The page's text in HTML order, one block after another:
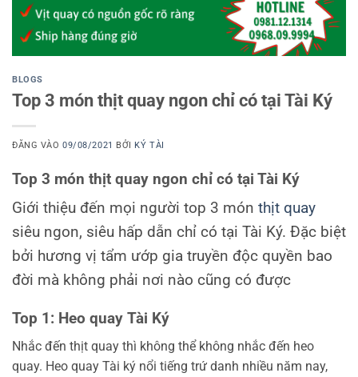
BLOGS
Top 3 món thịt quay ngon chỉ có tại Tài Ký
ĐĂNG VÀO09/08/2021 BỞI KÝ TÀI
Top 3 món thịt quay ngon chỉ có tại Tài Ký
Giới thiệu đến mọi người top 3 món thịt quay
siêu ngon, siêu hấp dẫn chỉ có tại Tài Ký. Đặc biệt
bởi hương vị tẩm ướp gia truyền độc quyền bao
đời mà không phải nơi nào cũng có được
Top 1: Heo quay Tài Ký
Nhắc đến thịt quay thì không thể không nhắc đến heo
quay. Heo quay Tài ký nổi tiếng trứ danh nhiều năm nay,